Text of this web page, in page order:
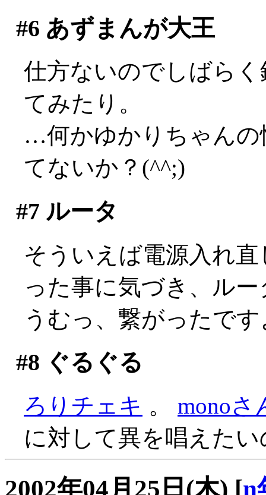
#6 あずまんが大王
仕方ないのでしばら
てみたり。
…何かゆかりちゃんの
てないか？(^^;)
#7 ルータ
そういえば電源入れ
った事に気づき、ル
うむっ、繋がったで
#8 ぐるぐる
ろりチェキ 。 monoさ
に対して異を唱えた
2002年04月25日(木) [n